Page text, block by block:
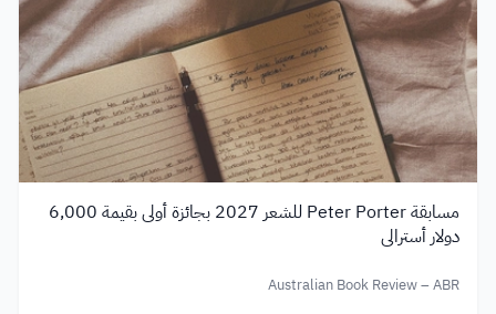
مسابقة Peter Porter للشعر 2027 بجائزة أولى بقيمة 6,000
دولار أسترالي
Australian Book Review – ABR